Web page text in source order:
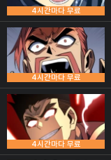
4시간마다 무료
4시간마다 무료
4시간마다 무료